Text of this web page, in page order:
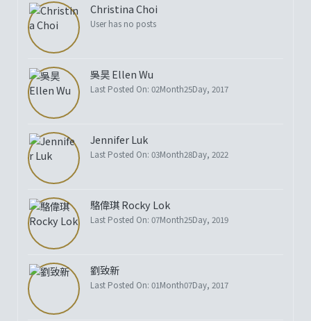
Christina Choi
User has no posts
吳昊 Ellen Wu
Last Posted On: 02Month25Day, 2017
Jennifer Luk
Last Posted On: 03Month28Day, 2022
駱偉琪 Rocky Lok
Last Posted On: 07Month25Day, 2019
劉致新
Last Posted On: 01Month07Day, 2017